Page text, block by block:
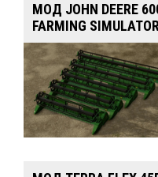
МОД JOHN DEERE
FARMING